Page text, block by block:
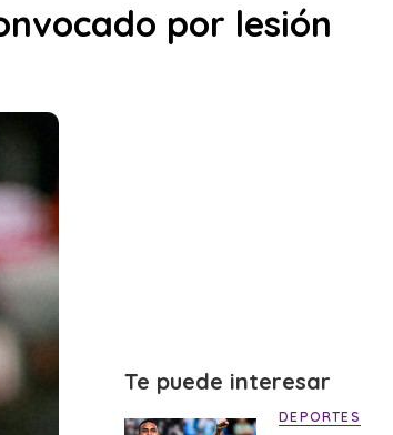
por lesión
Te puede interesar
DEPORTES